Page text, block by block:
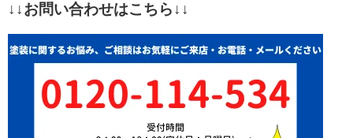
↓↓お問い合わせはこちら↓↓